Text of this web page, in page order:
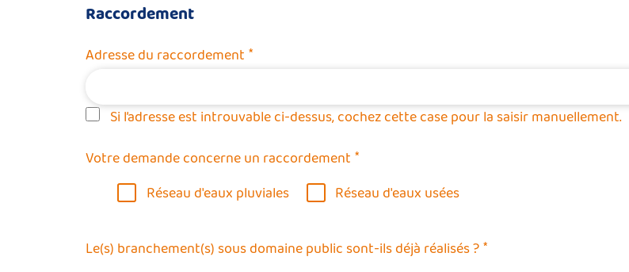
Raccordement
Adresse du raccordement *
Si l’adresse est introuvable ci-dessus, cochez cette case pour la saisir manuellement.
Votre demande concerne un raccordement *
Réseau d'eaux pluviales
Réseau d'eaux usées
Le(s) branchement(s) sous domaine public sont-ils déjà réalisés ?*